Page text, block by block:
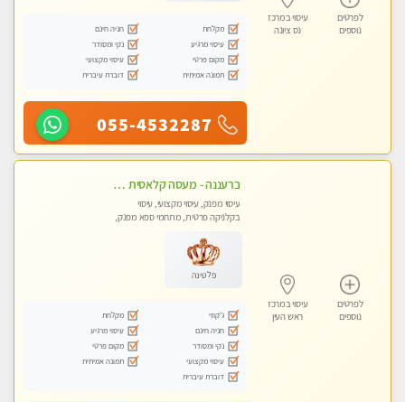
לפרטים
נוספים
עיסוי במרכז
נס ציונה
מקלחת
חניה חינם
עיסוי מרגיע
נקי ומסודר
מקום פרטי
עיסוי מקצועי
תמונה אמיתית
דוברת עיברית
055-4532287
לפרטים
נוספים
עיסוי במרכז
ראש העין
ברעננה - מעסה קלאסית מפנקת ומקצועית. highly recommended..new in the city
עיסוי מפנק, עיסוי מקצועי, עיסוי
בקלניקה פרטית, מתחמי ספא מפנק,
פלטינה
ג'קוזי
מקלחת
חניה חינם
עיסוי מרגיע
נקי ומסודר
מקום פרטי
עיסוי מקצועי
תמונה אמיתית
דוברת עיברית